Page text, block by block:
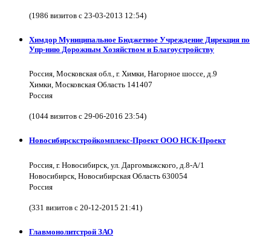
(1986 визитов с 23-03-2013 12:54)
Химдор Муниципальное Бюджетное Учреждение Дирекция по
Упр-нию Дорожным Хозяйством и Благоустройству
Россия, Московская обл., г. Химки, Нагорное шоссе, д.9
Химки, Московская Область 141407
Россия
(1044 визитов с 29-06-2016 23:54)
Новосибирскстройкомплекс-Проект ООО НСК-Проект
Россия, г. Новосибирск, ул. Даргомыжского, д.8-А/1
Новосибирск, Новосибирская Область 630054
Россия
(331 визитов с 20-12-2015 21:41)
Главмонолитстрой ЗАО